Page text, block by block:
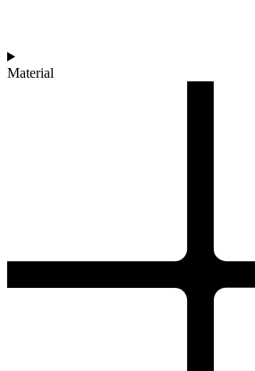
Material